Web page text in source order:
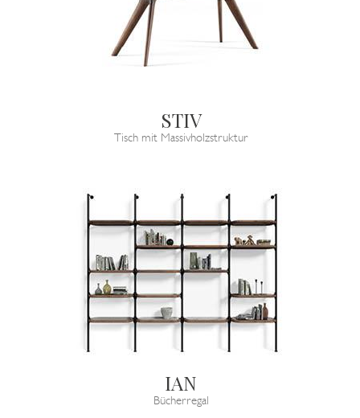
STIV
Tisch mit Massivholzstruktur
IAN
Bücherregal